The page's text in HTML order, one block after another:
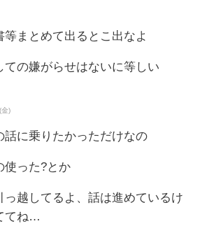
まとめて出るとこ出なよ
ての嫌がらせはないに等しい
)
話に乗りたかっただけなの
使った?とか
っ越してるよ、話は進めているけ
てね…